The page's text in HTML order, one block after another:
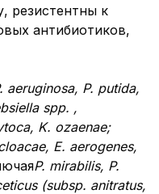
резистентны к
антибиотиков,
aeruginosa, P. putida,
ѕрр. ,
K. ozaenae;
E. aerogenes,
P. mirabilis, P.
(subsp. anitratus,